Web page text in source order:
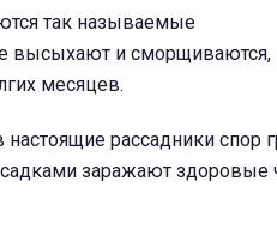
так называемые
высыхают и сморщиваются,
месяцев.
рассадники спор
заражают здоровые